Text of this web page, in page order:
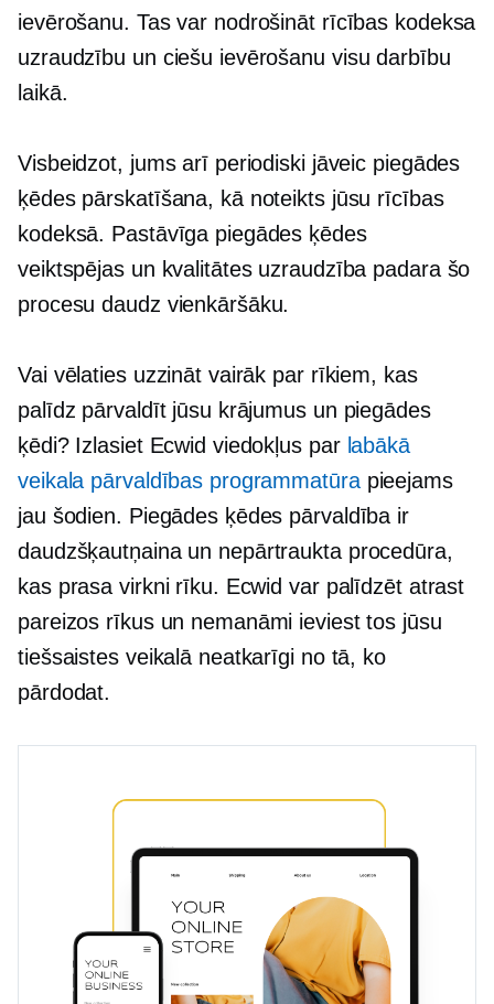
ievērošanu. Tas var nodrošināt rīcības kodeksa
uzraudzību un ciešu ievērošanu visu darbību
laikā.
Visbeidzot, jums arī periodiski jāveic piegādes
ķēdes pārskatīšana, kā noteikts jūsu rīcības
kodeksā. Pastāvīga piegādes ķēdes
veiktspējas un kvalitātes uzraudzība padara šo
procesu daudz vienkāršāku.
Vai vēlaties uzzināt vairāk par rīkiem, kas
palīdz pārvaldīt jūsu krājumus un piegādes
ķēdi? Izlasiet Ecwid viedokļus par labākā
veikala pārvaldības programmatūrapieejams
jau šodien. Piegādes ķēdes pārvaldība ir
daudzšķautņaina un nepārtraukta procedūra,
kas prasa virkni rīku. Ecwid var palīdzēt atrast
pareizos rīkus un nemanāmi ieviest tos jūsu
tiešsaistes veikalā neatkarīgi no tā, ko
pārdodat.